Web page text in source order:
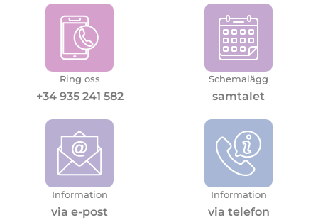
Ring oss
+34 935 241 582
Schemalägg
samtalet
Information
via e-post
Information
via telefon